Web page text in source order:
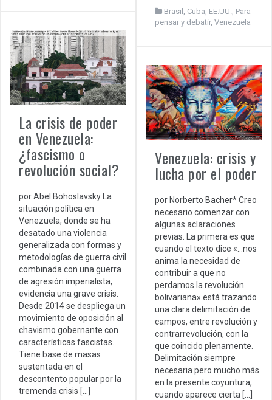
Brasil , Cuba, EE.UU., Para
pensar y debatir, Venezuela
La crisis de poder
en Venezuela:
¿fascismo o
revolución social?
por Abel Bohoslavsky La
situación política en
Venezuela, donde se ha
desatado una violencia
generalizada con formas y
metodologías de guerra civil
combinada con una guerra
de agresión imperialista,
evidencia una grave crisis.
Desde 2014 se despliega un
movimiento de oposición al
chavismo gobernante con
características fascistas.
Tiene base de masas
sustentada en el
descontento popular por la
tremenda crisis […]
Venezuela: crisis y
lucha por el poder
por Norberto Bacher* Creo
necesario comenzar con
algunas aclaraciones
previas. La primera es que
cuando el texto dice «…nos
anima la necesidad de
contribuir a que no
perdamos la revolución
bolivariana» está trazando
una clara delimitación de
campos, entre revolución y
contrarrevolución, con la
que coincido plenamente.
Delimitación siempre
necesaria pero mucho más
en la presente coyuntura,
cuando aparece cierta […]